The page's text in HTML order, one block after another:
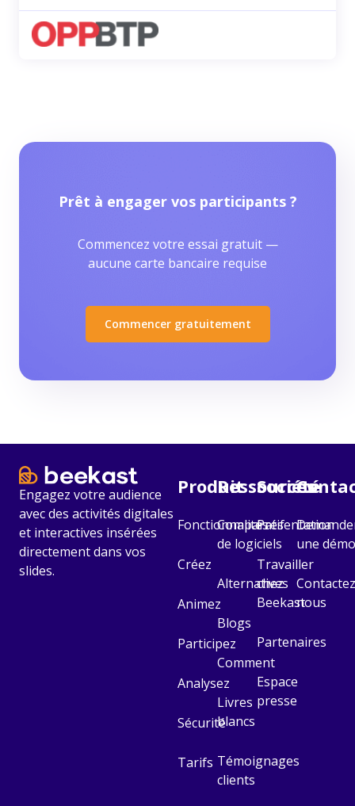
Prêt à engager vos participants ?
Commencez votre essai gratuit —
aucune carte bancaire requise
Commencer gratuitement
Engagez votre audience
avec des activités digitales
et interactives insérées
directement dans vos
slides.
Produit
Fonctionnalités
Créez
Animez
Participez
Analysez
Sécurité
Tarifs
Ressources
Comparatif
de logiciels
Alternatives
Blogs
Comment
Livres
blancs
Témoignages
clients
Société​
Présentation
Travailler
chez
Beekast
Partenaires
Espace
presse
une démo
nous